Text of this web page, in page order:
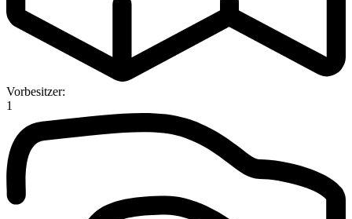
Vorbesitzer:
1